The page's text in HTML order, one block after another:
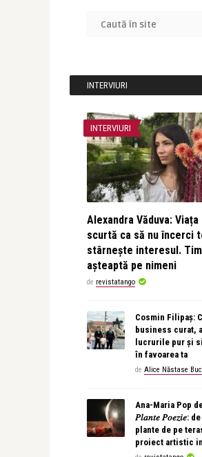
INTERVIURI
INTERVIURI
Alexandra Văduva:
scurtă ca să nu încerci
stârnește interesul.
așteaptă pe nimeni
de revistatango
Cosmin Filipaș:
business curat,
lucrurile pur și
în favoarea ta
de Alice Năstase
Ana-Maria Pop
𝑃𝑙𝑎𝑛𝑡𝑒 𝑃𝑜𝑒𝑧𝑖𝑒:
plante de pe
proiect artistic